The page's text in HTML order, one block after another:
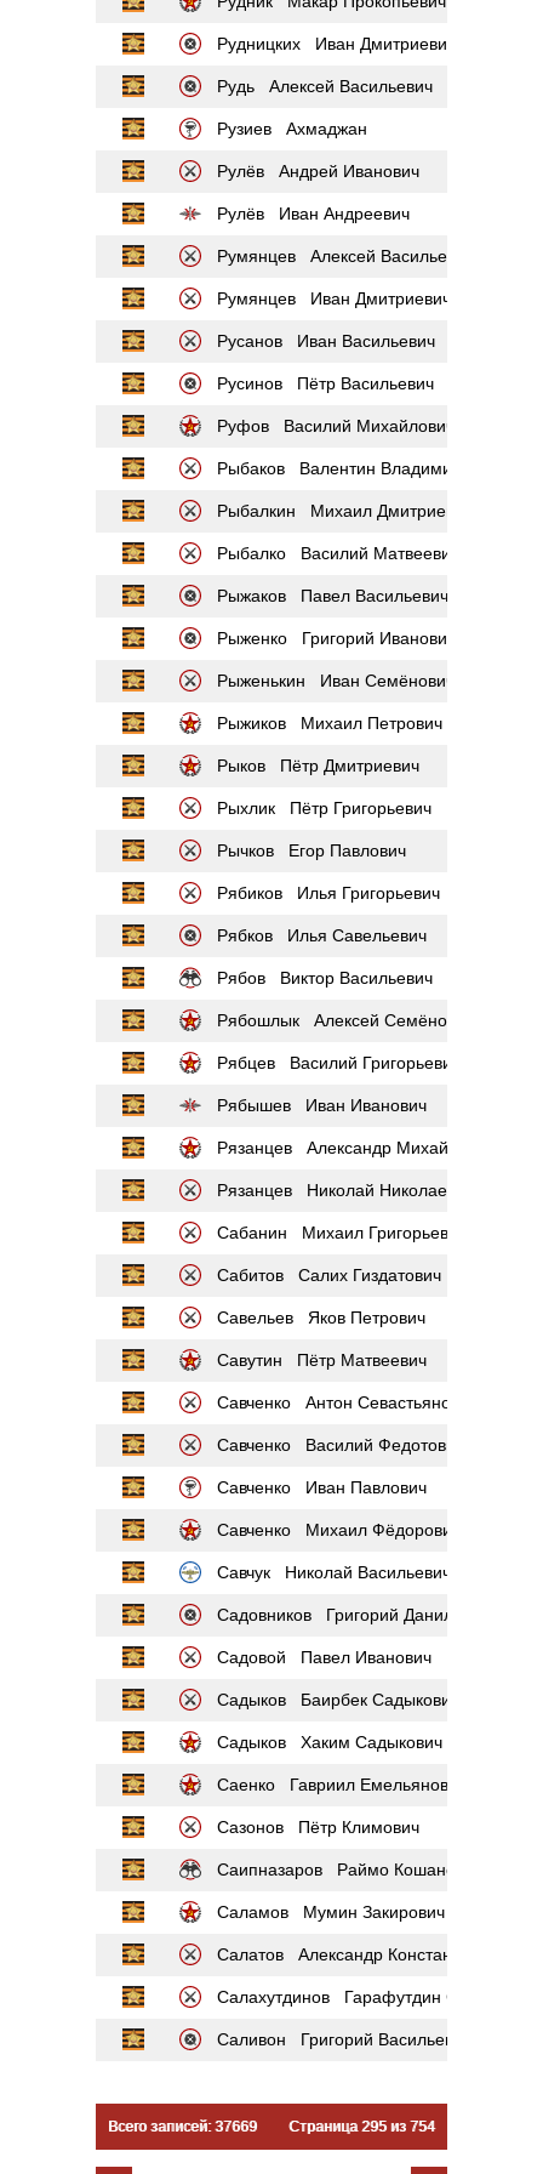
Рудницких Иван Дмитриевич
Рудь Алексей Васильевич
Рузиев Ахмаджан
Рулёв Андрей Иванович
Рулёв Иван Андреевич
Румянцев Алексей Васильевич
Румянцев Иван Дмитриевич
Русанов Иван Васильевич
Русинов Пётр Васильевич
Руфов Василий Михайлович
Рыбаков Валентин Владимирович
Рыбалкин Михаил Дмитриевич
Рыбалко Василий Матвеевич
Рыжаков Павел Васильевич
Рыженко Григорий Иванович
Рыженькин Иван Семёнович
Рыжиков Михаил Петрович
Рыков Пётр Дмитриевич
Рыхлик Пётр Григорьевич
Рычков Егор Павлович
Рябиков Илья Григорьевич
Рябков Илья Савельевич
Рябов Виктор Васильевич
Рябошлык Алексей Семёнович
Рябцев Василий Григорьевич
Рябышев Иван Иванович
Рязанцев Александр Михайлович
Рязанцев Николай Николаевич
Сабанин Михаил Григорьевич
Сабитов Салих Гиздатович
Савельев Яков Петрович
Савутин Пётр Матвеевич
Савченко Антон Севастьянович
Савченко Василий Федотович
Савченко Иван Павлович
Савченко Михаил Фёдорович
Савчук Николай Васильевич
Садовников Григорий Данилович
Садовой Павел Иванович
Садыков Баирбек Садыкович
Садыков Хаким Садыкович
Саенко Гавриил Емельянович
Сазонов Пётр Климович
Саипназаров Раймо Кошанович
Саламов Мумин Закирович
Салатов Александр Константинович
Салахутдинов Гарафутдин
Саливон Григорий Васильевич
Всего записей: 37669 Страница 295 из 754